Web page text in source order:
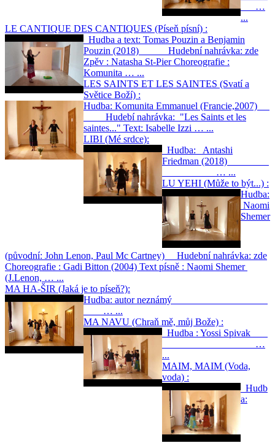
…
...
LE CANTIQUE DES CANTIQUES (Píseň písní) :
Hudba a text: Tomas Pouzin a Benjamin
Pouzin (2018) Hudební nahrávka: zde
Zpěv : Natasha St-Pier Choreografie :
Komunita … ...
LES SAINTS ET LES SAINTES (Svatí a
Světice Boží) :
Hudba: Komunita Emmanuel (Francie,2007)
Hudebí nahrávka: "Les Saints et les
saintes..." Text: Isabelle Izzi … ...
LIBI (Mé srdce):
Hudba: Antashi
Friedman (2018)
… ...
LU YEHI (Může to být...) :
Hudba:
Naomi
Shemer
(původní: John Lenon, Paul Mc Cartney) Hudební nahrávka: zde
Choreografie : Gadi Bitton (2004) Text písně : Naomi Shemer
(J.Lenon, … ...
MA HA-ŠIR (Jaká je to píseň?):
Hudba: autor neznámý
… ...
MA NAVU (Chraň mě, můj Bože) :
Hudba : Yossi Spivak
…
...
MAIM, MAIM (Voda,
voda) :
Hudb
a: